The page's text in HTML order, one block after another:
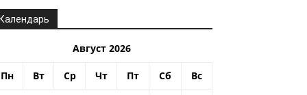
Август 2026
Пн Вт Ср Чт Пт Сб Вс